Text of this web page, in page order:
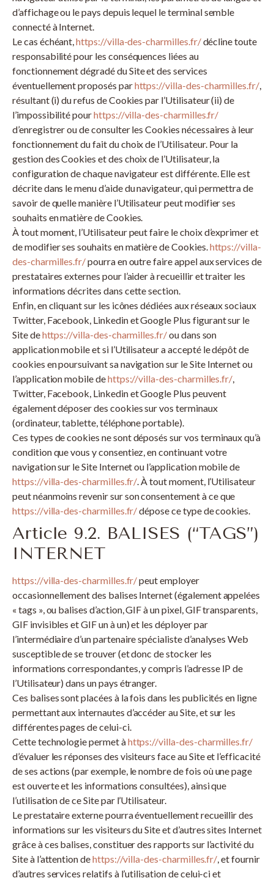
d’affichage ou le pays depuis lequel le terminal semble
connecté à Internet.
Le cas échéant,https://villa-des-charmilles.fr/décline toute
responsabilité pour les conséquences liées au
fonctionnement dégradé du Site et des services
éventuellement proposés parhttps://villa-des-charmilles.fr/,
résultant (i) du refus de Cookies par l’Utilisateur (ii) de
l’impossibilité pourhttps://villa-des-charmilles.fr/
d’enregistrer ou de consulter les Cookies nécessaires à leur
fonctionnement du fait du choix de l’Utilisateur. Pour la
gestion des Cookies et des choix de l’Utilisateur, la
configuration de chaque navigateur est différente. Elle est
décrite dans le menu d’aide du navigateur, qui permettra de
savoir de quelle manière l’Utilisateur peut modifier ses
souhaits en matière de Cookies.
À tout moment, l’Utilisateur peut faire le choix d’exprimer et
de modifier ses souhaits en matière de Cookies. https://villa-
des-charmilles.fr/pourra en outre faire appel aux services de
prestataires externes pour l’aider à recueillir et traiter les
informations décrites dans cette section.
Enfin, en cliquant sur les icônes dédiées aux réseaux sociaux
Twitter, Facebook, Linkedin et Google Plus figurant sur le
Site dehttps://villa-des-charmilles.fr/ou dans son
application mobile et si l’Utilisateur a accepté le dépôt de
cookies en poursuivant sa navigation sur le Site Internet ou
l’application mobile dehttps://villa-des-charmilles.fr/
Twitter, Facebook, Linkedin et Google Plus peuvent
également déposer des cookies sur vos terminaux
(ordinateur, tablette, téléphone portable).
Ces types de cookies ne sont déposés sur vos terminaux qu’à
condition que vous y consentiez, en continuant votre
navigation sur le Site Internet ou l’application mobile de
https://villa-des-charmilles.fr/ . À tout moment, l’Utilisateur
peut néanmoins revenir sur son consentement à ce que
https://villa-des-charmilles.fr/dépose ce type de cookies.
Article 9.2. BALISES (“TAGS”)
INTERNET
https://villa-des-charmilles.fr/peut employer
occasionnellement des balises Internet (également appelées
« tags », ou balises d’action, GIF à un pixel, GIF transparents,
GIF invisibles et GIF un à un) et les déployer par
l’intermédiaire d’un partenaire spécialiste d’analyses Web
susceptible de se trouver (et donc de stocker les
informations correspondantes, y compris l’adresse IP de
l’Utilisateur) dans un pays étranger.
Ces balises sont placées à la fois dans les publicités en ligne
permettant aux internautes d’accéder au Site, et sur les
différentes pages de celui-ci.
Cette technologie permet àhttps://villa-des-charmilles.fr/
d’évaluer les réponses des visiteurs face au Site et l’efficacité
de ses actions (par exemple, le nombre de fois où une page
est ouverte et les informations consultées), ainsi que
l’utilisation de ce Site par l’Utilisateur.
Le prestataire externe pourra éventuellement recueillir des
informations sur les visiteurs du Site et d’autres sites Internet
grâce à ces balises, constituer des rapports sur l’activité du
Site à l’attention dehttps://villa-des-charmilles.fr/ , et fournir
d’autres services relatifs à l’utilisation de celui-ci et